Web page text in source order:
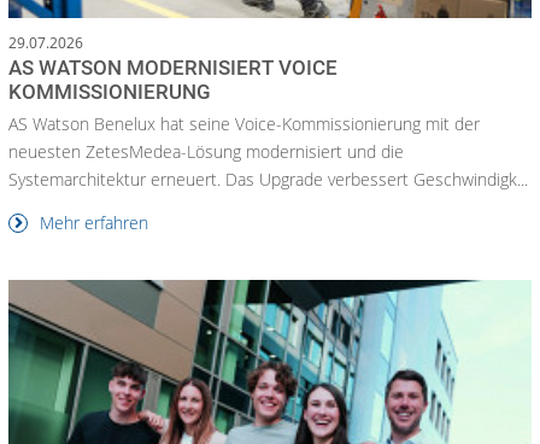
29.07.2026
AS WATSON MODERNISIERT VOICE
KOMMISSIONIERUNG
AS Watson Benelux hat seine Voice-Kommissionierung mit der
neuesten ZetesMedea-Lösung modernisiert und die
Systemarchitektur erneuert. Das Upgrade verbessert Geschwindigk...
Mehr erfahren